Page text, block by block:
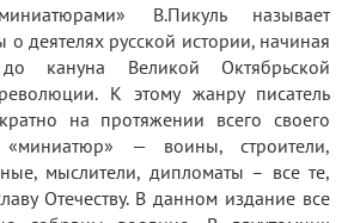
В.Пикуль называет
о деятелях русской истории, начиная
Великой Октябрьской
К этому жанру писатель
на протяжении всего своего
«миниатюр» — воины, строители,
мыслители, дипломаты – все те,
Отечеству. В данном издание все